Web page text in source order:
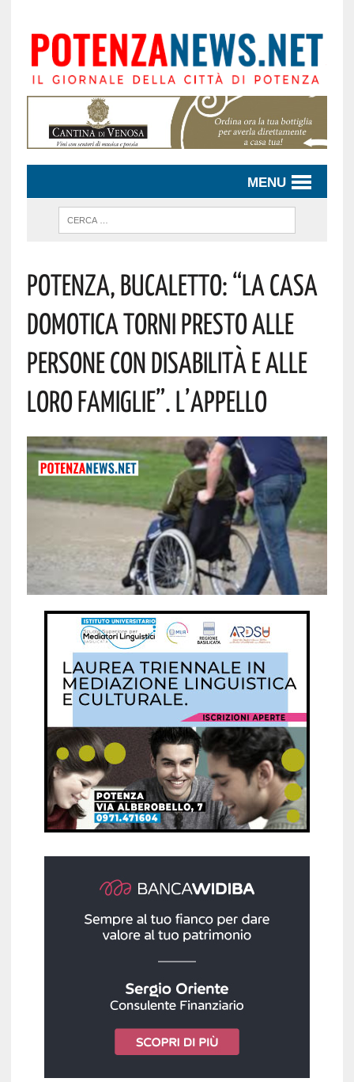
MENU
Potenza, Bucaletto: “La Casa
Domotica Torni Presto Alle
Persone Con Disabilità E Alle
Loro Famiglie”. L’appello